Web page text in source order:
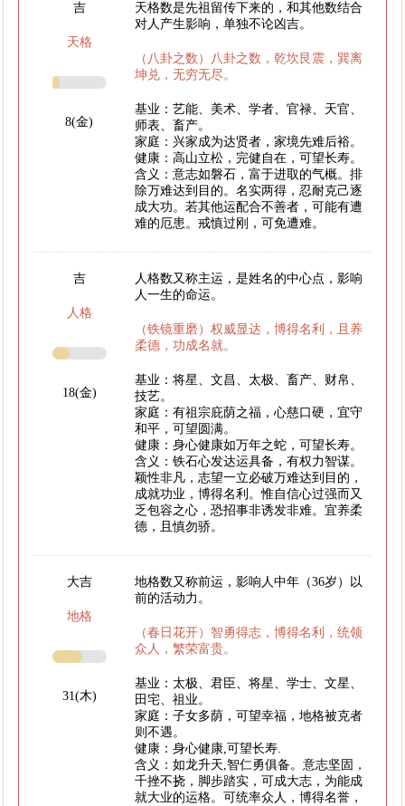
吉
天格
8(金)
天格数是先祖留传下来的，和其他数结合
对人产生影响，单独不论凶吉。
（八卦之数）八卦之数，乾坎艮震，巽离
坤兑，无穷无尽。
基业：艺能、美术、学者、官禄、天官、
师表、畜产。
家庭：兴家成为达贤者，家境先难后裕。
健康：高山立松，完健自在，可望长寿。
含义：意志如磐石，富于进取的气概。排
除万难达到目的。名实两得，忍耐克己逐
成大功。若其他运配合不善者，可能有遭
难的厄患。戒慎过刚，可免遭难。
吉
人格
18(金)
人格数又称主运，是姓名的中心点，影响
人一生的命运。
（铁镜重磨）权威显达，博得名利，且养
柔德，功成名就。
基业：将星、文昌、太极、畜产、财帛、
技艺。
家庭：有祖宗庇荫之福，心慈口硬，宜守
和平，可望圆满。
健康：身心健康如万年之蛇，可望长寿。
含义：铁石心发达运具备，有权力智谋。
颖性非凡，志望一立必破万难达到目的，
成就功业，博得名利。惟自信心过强而又
乏包容之心，恐招事非诱发非难。宜养柔
德，且慎勿骄。
大吉
地格
31(木)
地格数又称前运，影响人中年（36岁）以
前的活动力。
（春日花开）智勇得志，博得名利，统领
众人，繁荣富贵。
基业：太极、君臣、将星、学士、文星、
田宅、祖业。
家庭：子女多荫，可望幸福，地格被克者
则不遇。
健康：身心健康,可望长寿.
含义：如龙升天,智仁勇俱备。意志坚固，
千挫不挠，脚步踏实，可成大志，为能成
就大业的运格。可统率众人，博得名誉，